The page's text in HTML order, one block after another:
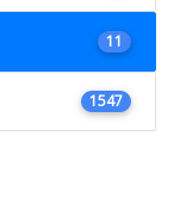
11
1547